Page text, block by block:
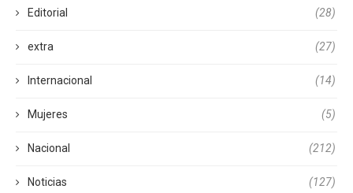
Editorial (28)
extra (27)
Internacional (14)
Mujeres (5)
Nacional (212)
Noticias (127)